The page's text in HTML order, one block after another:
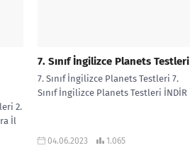
2.
İl
7. Sınıf İngilizce Planets Testleri
7. Sınıf İngilizce Planets Testleri 7.
Sınıf İngilizce Planets Testleri İNDİR
04.06.2023 1.065